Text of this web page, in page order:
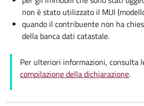
non è stato utilizzato il MUI
quando il contribuente non ha
della banca dati catastale.
Per ulteriori informazioni, consulta
compilazione della dichiarazione.